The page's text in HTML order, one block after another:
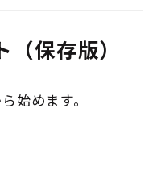
保存版）
始めます。